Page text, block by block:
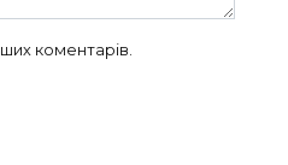
коментарів.